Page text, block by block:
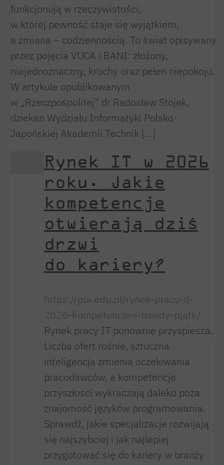
funkcjonują w rzeczywistości,
w której pewność staje się wyjątkiem,
a zmiana – codziennością. To świat opisywany
przez pojęcia VUCA i BANI: złożony,
niejednoznaczny, kruchy oraz pełen niepokoju.
W artykule opublikowanym
w „Rzeczpospolitej” dr Radosław Stojek,
dziekan Wydziału Informatyki Polsko-
Japońskiej Akademii Technik […]
Rynek IT w 2026
roku. Jakie
kompetencje
otwierają dziś
drzwi
do kariery?
https://pja.edu.pl/rynek-pracy-it-
2026-kompetencje-i-trendy-pjatk/
Rynek pracy IT ponownie przyspiesza.
Liczba ofert rośnie, sztuczna
inteligencja zmienia oczekiwania
pracodawców, a kompetencje
przyszłości wykraczają daleko poza
znajomość języków programowania.
Sprawdź, jakie specjalizacje rozwijają
się najszybciej i jak najlepiej
przygotować się do kariery w branży